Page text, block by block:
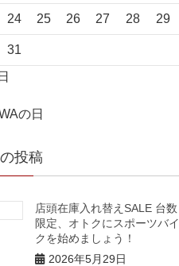
24 25 26 27 28 29
31
の日
投稿
店頭在庫入れ替えSALE 台数
限定、オトクにスポーツバイ
クを始めましょう！
2026年5月29日